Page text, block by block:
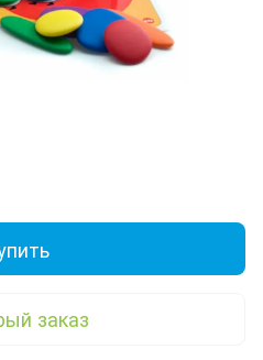
заказ